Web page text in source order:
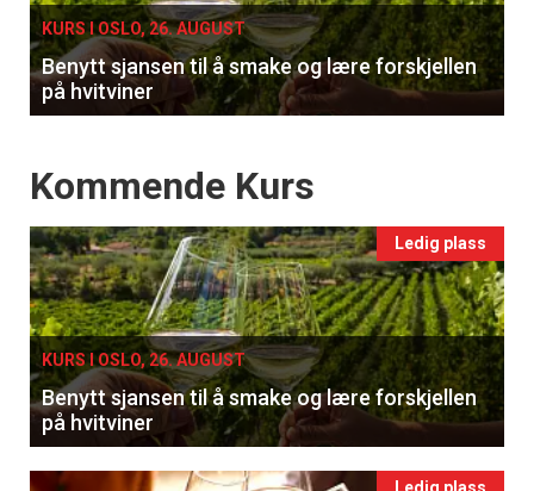
KURS I OSLO, 26. AUGUST
Benytt sjansen til å smake og lære forskjellen
på hvitviner
Events
Kommende Kurs
Ledig plass
KURS I OSLO, 26. AUGUST
Benytt sjansen til å smake og lære forskjellen
på hvitviner